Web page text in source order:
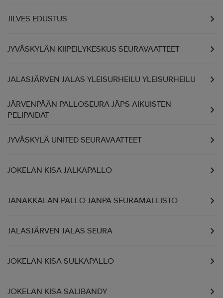
JILVES EDUSTUS
JYVÄSKYLÄN KIIPEILYKESKUS SEURAVAATTEET
JALASJÄRVEN JALAS YLEISURHEILU YLEISURHEILU
JÄRVENPÄÄN PALLOSEURA JÄPS AIKUISTEN
PELIPAIDAT
JYVÄSKYLÄ UNITED SEURAVAATTEET
JOKELAN KISA JALKAPALLO
JANAKKALAN PALLO JANPA SEURAMALLISTO
JALASJÄRVEN JALAS SEURA
JOKELAN KISA SULKAPALLO
JOKELAN KISA SALIBANDY